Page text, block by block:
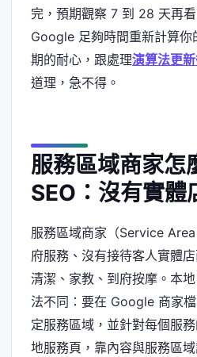
完，預期觀察 7 到 28 天再
Google 足夠時間重新計算你
期的耐心，跟處理演算法更
道理，急不得。
服務區域商家怎
SEO：沒有實體
服務區域商家（Service
府服務、沒有接待客人實體
清潔、家教、到府按摩。本
法不同：要在 Google 商家
定服務區域，並針對每個服
地服務頁，靠內容與服務區